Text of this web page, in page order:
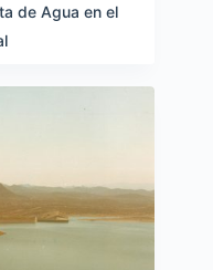
de Agua en el